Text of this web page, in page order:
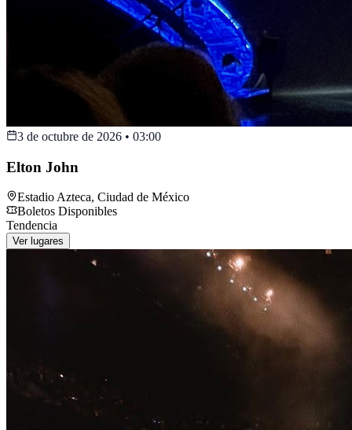
3 de octubre de 2026 • 03:00
Elton John
Estadio Azteca, Ciudad de México
Boletos Disponibles
Tendencia
Ver lugares